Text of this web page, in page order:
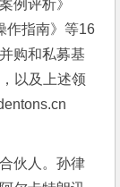
例评析》
作指南》等16
购和私募基
以及上述领
伙人。孙律